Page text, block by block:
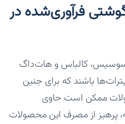
فرآوری‌شده در
کالباس و هات‌داگ
باشند که برای جنین
ممکن است حاوی
پرهیز از مصرف این محصولات